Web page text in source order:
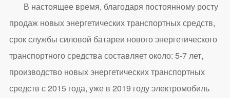
В настоящее время, благодаря постоянному росту
продаж новых энергетических транспортных средств,
срок службы силовой батареи нового энергетического
транспортного средства составляет около: 5-7 лет,
производство новых энергетических транспортных
средств с 2015 года, уже в 2019 году электромобиль